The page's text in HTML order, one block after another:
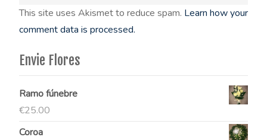
This site uses Akismet to reduce spam. Learn how your
comment data is processed.
Envie Flores
Ramo fúnebre
€25.00
Coroa